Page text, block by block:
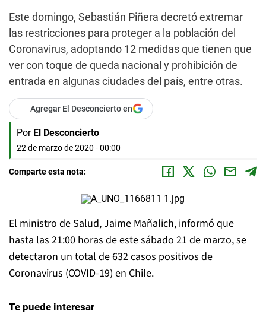
Este domingo, Sebastián Piñera decretó extremar
las restricciones para proteger a la población del
Coronavirus, adoptando 12 medidas que tienen que
ver con toque de queda nacional y prohibición de
entrada en algunas ciudades del país, entre otras.
Agregar El Desconcierto en
Por El Desconcierto
22 de marzo de 2020 - 00:00
Comparte esta nota:
El ministro de Salud, Jaime Mañalich, informó que
hasta las 21:00 horas de este sábado 21 de marzo, se
detectaron un total de 632 casos positivos de
Coronavirus (COVID-19) en Chile.
Te puede interesar